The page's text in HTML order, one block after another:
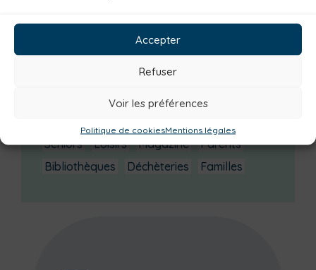
Accepter
Refuser
Voir les préférences
Politique de cookiesMentions légales
Santé
Plan climat
Alimentation
Economie Jeunesse
Communes
Consommer local
Seniors
Loisirs Magazine
Parents
Bibliothèques
Déchèteries Familles